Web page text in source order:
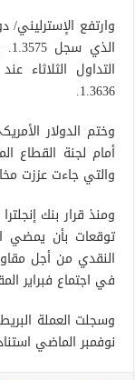
1.3636.
وختم الدولار
أمام لجنة القطاع
والتي جاءت عززت
توقعات بأن يمضي
النقدي من أجل
في اجتماع فبراير
وسجلت العملة
نوفمبر الماضي